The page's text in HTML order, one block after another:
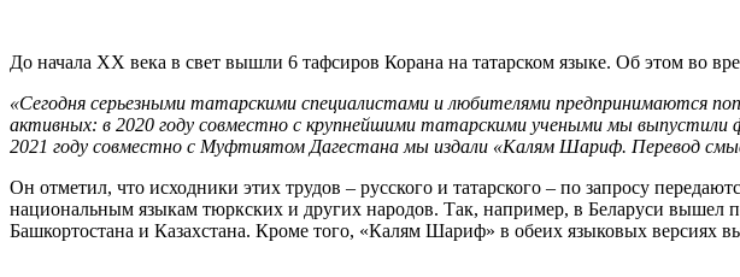
До начала ХХ века в свет вышли 6 тафсиров Корана на татарском языке. Об этом во
«Сегодня серьезными татарскими специалистами и любителями предпринимаются
активных: в 2020 году совместно с крупнейшими татарскими учеными мы
2021 году совместно с Муфтиятом Дагестана мы издали «Калям Шариф. Перевод
Он отметил, что исходники этих трудов – русского и татарского – по запросу
национальным языкам тюркских и других народов. Так, например, в Беларуси вышел
Башкортостана и Казахстана. Кроме того, «Калям Шариф» в обеих языковых версиях